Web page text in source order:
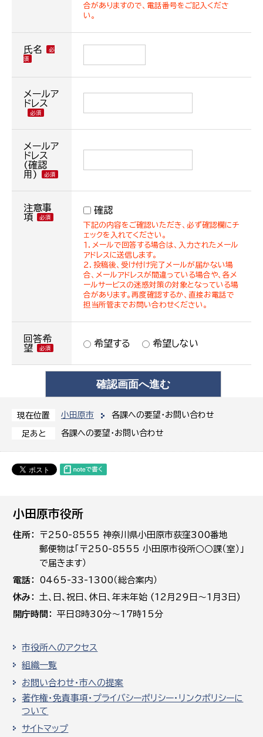
現在位置 小田原市 各課への要望・お問い合わせ
足あと 各課への要望・お問い合わせ
合がありますので、電話番号をご記入くださ
い。
氏名
メールア
ドレス
メールア
ドレス
(確認
用)
注意事
項
確認
下記の内容をご確認いただき、必ず確認欄にチ
ェックを入れてください。
１．メールで回答する場合は、入力されたメール
アドレスに送信します。
２．投稿後、受け付け完了メールが届かない場
合、メールアドレスが間違っている場合や、各メ
ールサービスの迷惑対策の対象となっている場
合があります。再度確認するか、直接お電話で
担当所管までお問い合わせください。
回答希
望
希望する 希望しない
小田原市役所
住所
〒250-8555 神奈川県小田原市荻窪300番地
郵便物は「〒250-8555 小田原市役所○○課（室）」
で届きます）
電話
0465-33-1300（総合案内）
休み
土､日､祝日、休日、年末年始 (12月29日～1月3日)
開庁時間
平日8時30分～17時15分
市役所へのアクセス
組織一覧
お問い合わせ・市への提案
著作権・免責事項・プライバシーポリシー・リンクポリシーに
ついて
サイトマップ